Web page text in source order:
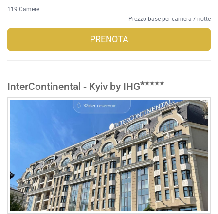
119 Camere
Prezzo base per camera / notte
PRENOTA
InterContinental - Kyiv by IHG